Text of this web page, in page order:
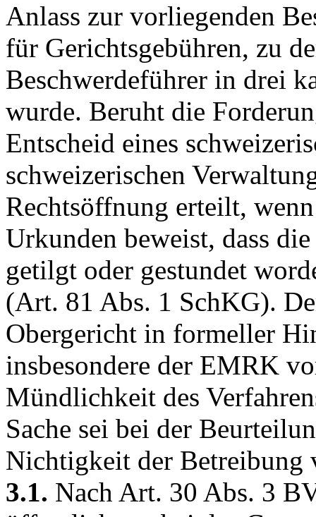
Anlass zur vorliegenden
für Gerichtsgebühren, zu
Beschwerdeführer in drei
wurde. Beruht die
Entscheid eines
schweizerischen
Rechtsöffnung erteilt,
Urkunden beweist, dass
getilgt oder gestundet
(Art. 81 Abs. 1 SchKG).
Obergericht in formeller
insbesondere der EMRK
Mündlichkeit des
Sache sei bei der
Nichtigkeit der Betreibung
3.1. Nach Art. 30 Abs. 3